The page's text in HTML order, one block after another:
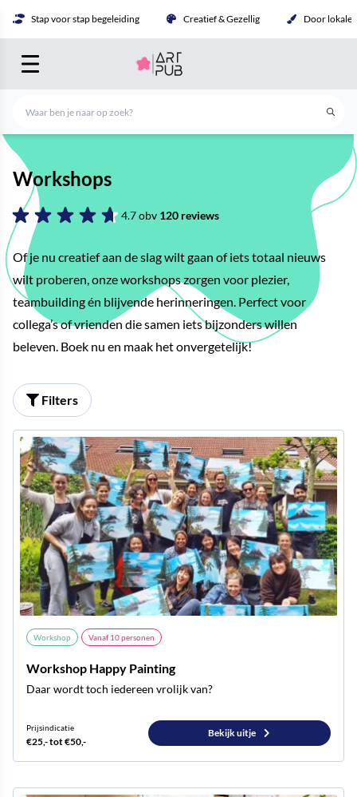
Stap voor stap begeleiding Creatief & Gezellig Door lokale
Workshops
4.7 obv 120 reviews
Of je nu creatief aan de slag wilt gaan of iets totaal nieuws
wilt proberen, onze workshops zorgen voor plezier,
teambuilding én blijvende herinneringen. Perfect voor
collega’s of vrienden die samen iets bijzonders willen
beleven. Boek nu en maak het onvergetelijk!
Filters
Workshop Vanaf10personen
Workshop Happy Painting
Daar wordt toch iedereen vrolijk van?
Prijsindicatie
€25,- tot €50,-
Bekijk uitje